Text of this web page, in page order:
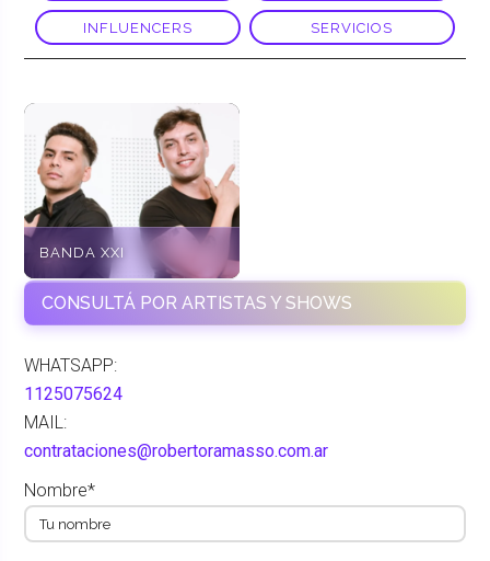
INFLUENCERS SERVICIOS
BANDA XXI
CONSULTÁ POR ARTISTAS Y SHOWS
WHATSAPP:
1125075624
MAIL:
contrataciones@robertoramasso.com.ar
Nombre*